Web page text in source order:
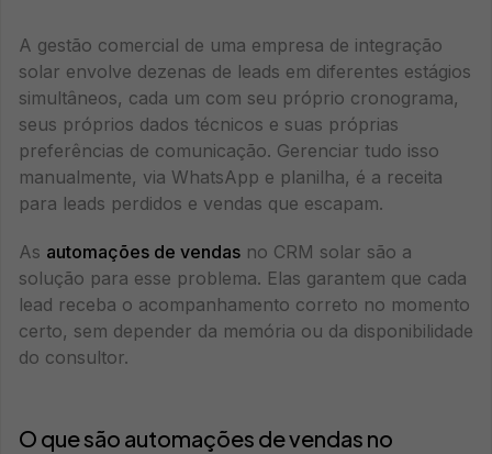
A gestão comercial de uma empresa de integração
solar envolve dezenas de leads em diferentes estágios
simultâneos, cada um com seu próprio cronograma,
seus próprios dados técnicos e suas próprias
preferências de comunicação. Gerenciar tudo isso
manualmente, via WhatsApp e planilha, é a receita
para leads perdidos e vendas que escapam.
As automações de vendas no CRM solar são a
solução para esse problema. Elas garantem que cada
lead receba o acompanhamento correto no momento
certo, sem depender da memória ou da disponibilidade
do consultor.
O que são automações de vendas no